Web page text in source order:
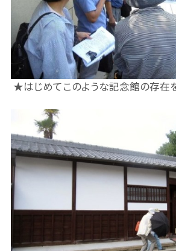
★はじめてこのような記念館の存在